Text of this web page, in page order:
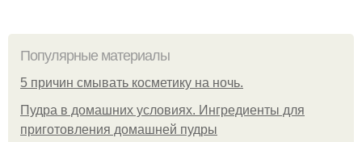
Популярные материалы
5 причин смывать косметику на ночь.
Пудра в домашних условиях. Ингредиенты для
приготовления домашней пудры